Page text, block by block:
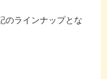
のラインナップとな